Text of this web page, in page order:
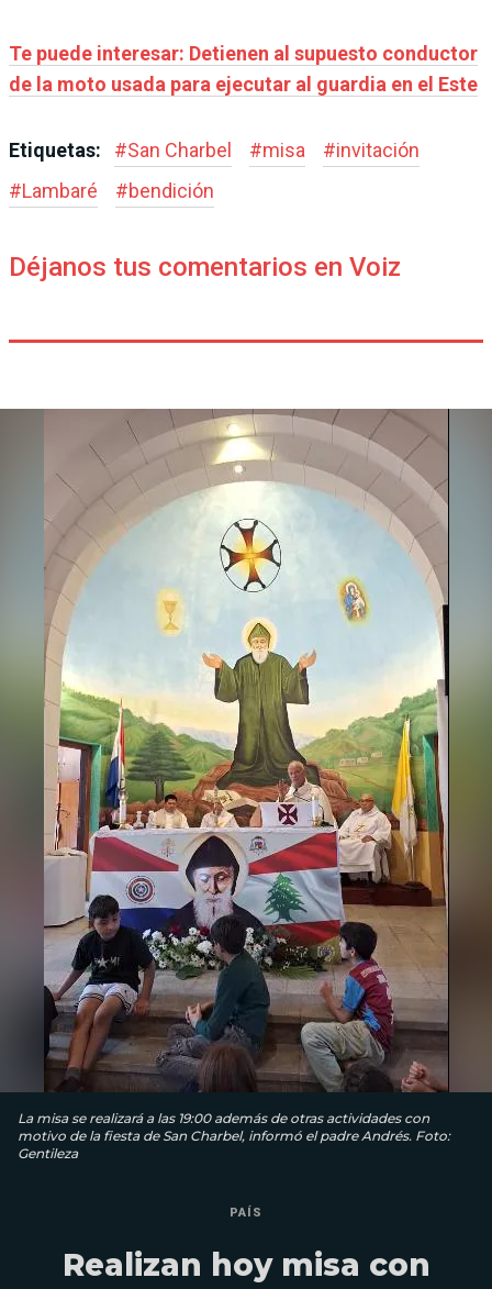
Te puede interesar: Detienen al supuesto conductor
de la moto usada para ejecutar al guardia en el Este
Etiquetas: #San Charbel #misa #invitación
#Lambaré #bendición
Déjanos tus comentarios en Voiz
La misa se realizará a las 19:00 además de otras actividades con
motivo de la fiesta de San Charbel, informó el padre Andrés. Foto:
Gentileza
PAÍS
Realizan hoy misa con